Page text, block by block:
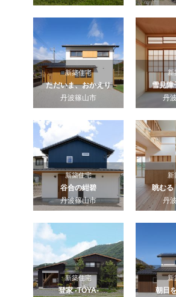
新築住宅
ただいま、おかえり
丹波篠山市
新
雪見障
丹
新築住宅
谷合の紺碧
丹波篠山市
新
眺む
丹
新築住宅
登家 -TÔYA-
新
朝日